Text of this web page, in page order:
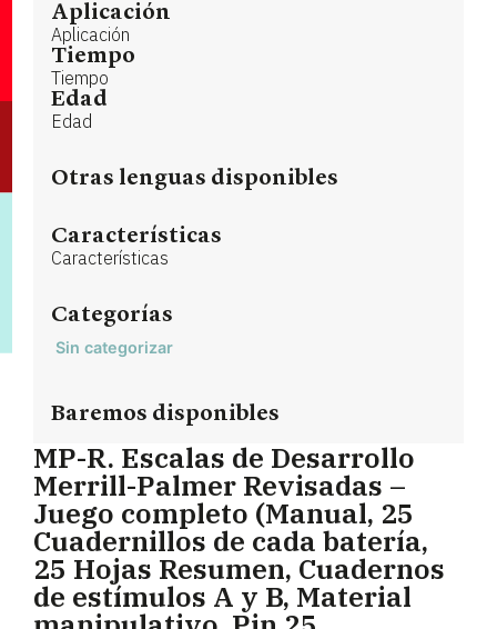
Aplicación
Aplicación
Tiempo
Tiempo
Edad
Edad
Otras lenguas disponibles
Características
Características
Categorías
Sin categorizar
Baremos disponibles
MP-R. Escalas de Desarrollo
Merrill-Palmer Revisadas –
Juego completo (Manual, 25
Cuadernillos de cada batería,
25 Hojas Resumen, Cuadernos
de estímulos A y B, Material